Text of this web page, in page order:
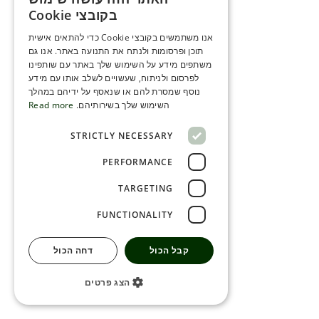
ENGLISH
SERBIA
HEBREW
RUSSIAN
SERBIAN-2
בקובצי Cookie
אנו משתמשים בקובצי Cookie כדי להתאים אישית
תוכן ופרסומות ולנתח את התנועה באתר. אנו גם
משתפים מידע על השימוש שלך באתר עם שותפינו
לפרסום ולניתוח, שעשויים לשלב אותו עם מידע
נוסף שמסרת להם או שנאסף על ידיהם במהלך
השימוש שלך בשירותיהם. Read more
STRICTLY NECESSARY
PERFORMANCE
TARGETING
FUNCTIONALITY
קבל הכול דחה הכול
הצג פרטים